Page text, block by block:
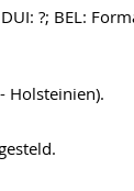
?; BEL:
Holsteinien).